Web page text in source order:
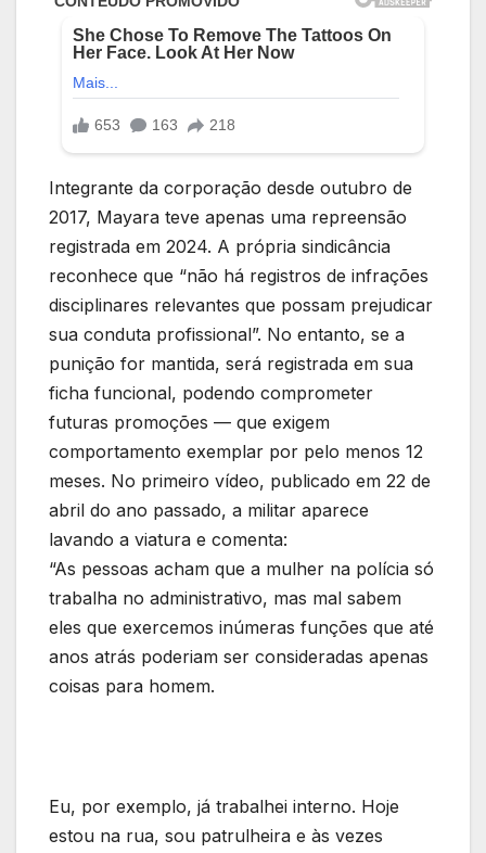
Integrante da corporação desde outubro de
2017, Mayara teve apenas uma repreensão
registrada em 2024. A própria sindicância
reconhece que “não há registros de infrações
disciplinares relevantes que possam prejudicar
sua conduta profissional”. No entanto, se a
punição for mantida, será registrada em sua
ficha funcional, podendo comprometer
futuras promoções — que exigem
comportamento exemplar por pelo menos 12
meses. No primeiro vídeo, publicado em 22 de
abril do ano passado, a militar aparece
lavando a viatura e comenta:
“As pessoas acham que a mulher na polícia só
trabalha no administrativo, mas mal sabem
eles que exercemos inúmeras funções que até
anos atrás poderiam ser consideradas apenas
coisas para homem.
Eu, por exemplo, já trabalhei interno. Hoje
estou na rua, sou patrulheira e às vezes